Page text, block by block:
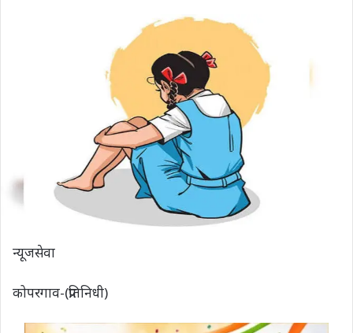
न्यूजसेवा
कोपरगाव-(प्रतिनिधी)